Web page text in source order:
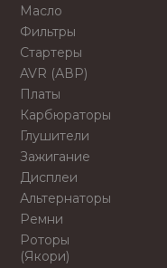
Масло
Фильтры
Стартеры
AVR (АВР)
Платы
Карбюраторы
Глушители
Зажигание
Дисплеи
Альтернаторы
Ремни
Роторы
(Якори)